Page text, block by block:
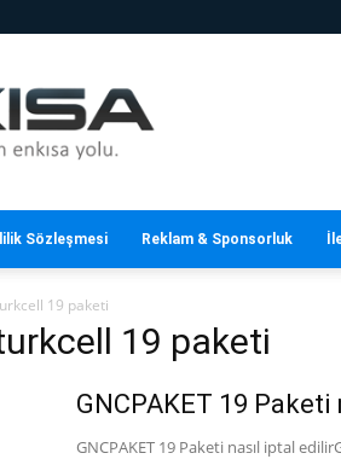
Sözleşmesi Reklam & Sponsorluk
19 paketi
19 paketi
GNCPAKET 19
GNCPAKET 19 Paketi nasıl iptal